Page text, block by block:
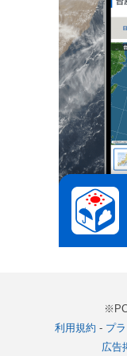
利用規約 - プ
広告